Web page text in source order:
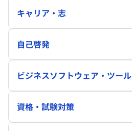
キャリア・志
自己啓発
ビジネスソフトウェア・ツール
資格・試験対策